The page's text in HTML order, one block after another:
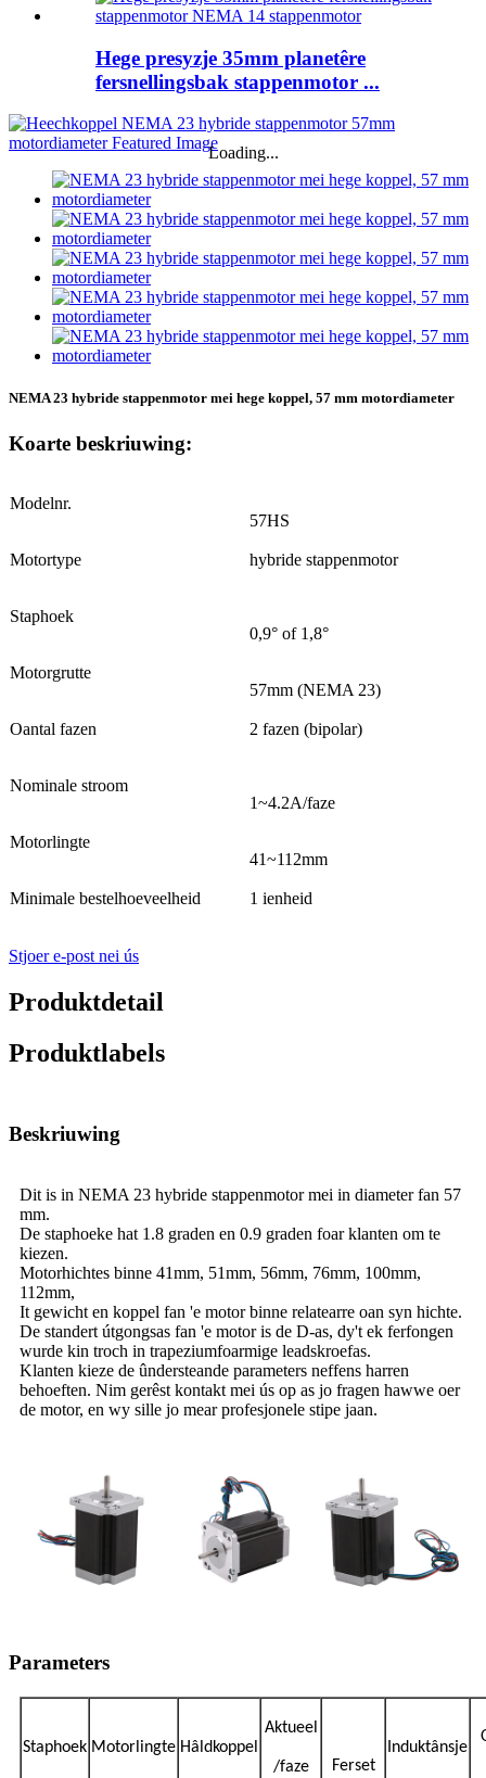
Hege presyzje 35mm planetêre
fersnellingsbak stappenmotor ...
Loading...
NEMA 23 hybride stappenmotor mei hege koppel, 57 mm motordiameter
Koarte beskriuwing:
Modelnr.
57HS
Motortype hybride stappenmotor
Staphoek
0,9° of 1,8°
Motorgrutte
57mm (NEMA 23)
Oantal fazen 2 fazen (bipolar)
Nominale stroom
1~4.2A/faze
Motorlingte
41~112mm
Minimale bestelhoeveelheid 1 ienheid
Stjoer e-post nei ús
Produktdetail
Produktlabels
Beskriuwing
Dit is in NEMA 23 hybride stappenmotor mei in diameter fan 57
mm.
De staphoeke hat 1.8 graden en 0.9 graden foar klanten om te
kiezen.
Motorhichtes binne 41mm, 51mm, 56mm, 76mm, 100mm,
112mm,
It gewicht en koppel fan 'e motor binne relatearre oan syn hichte.
De standert útgongsas fan 'e motor is de D-as, dy't ek ferfongen
wurde kin troch in trapeziumfoarmige leadskroefas.
Klanten kieze de ûndersteande parameters neffens harren
behoeften. Nim gerêst kontakt mei ús op as jo fragen hawwe oer
de motor, en wy sille jo mear profesjonele stipe jaan.
Parameters
Staphoek Motorlingte Hâldkoppel
Aktueel
/faze Ferset
Induktânsje